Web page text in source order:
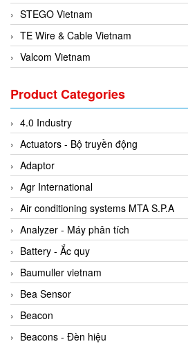
STEGO Vietnam
TE Wire & Cable Vietnam
Valcom Vietnam
3CTEST Vietnam
4B VietNam Vietnam
ABB Vietnam
AC Infinity Vietnam
AC&E Telecommunications
AC&T Vietnam
Accepta Vietnam
ACCUMAC Vietnam
AccuWeb Vietnam
Acey
ACOEM Vietnam
ADCA Vietnam
Product Categories
4.0 Industry
Actuators - Bộ truyền động
Adaptor
Agr International
Air conditioning systems MTA S.P.A
Analyzer - Máy phân tích
Battery - Ắc quy
Baumuller vietnam
Bea Sensor
Beacon
Beacons - Đèn hiệu